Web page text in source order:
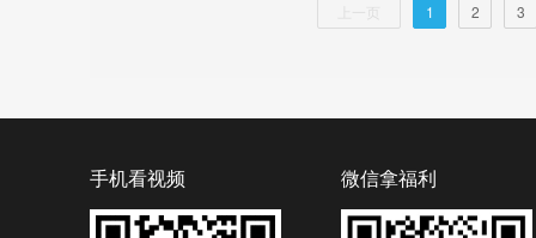
1 2 3
手机看视频 微信拿福利